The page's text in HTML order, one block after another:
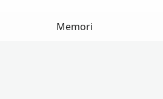
Memori